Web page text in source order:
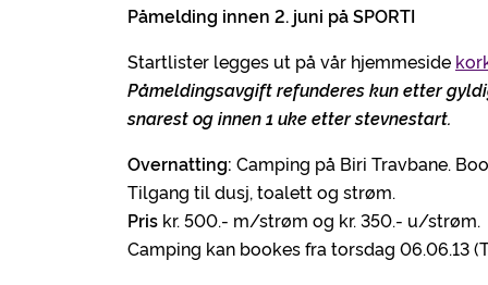
Påmelding innen 2. juni på SPORTI
Startlister legges ut på vår hjemmeside
Påmeldingsavgift refunderes kun etter
snarest og innen 1 uke etter stevnestart.
Overnatting: Camping på Biri Travbane.
Tilgang til dusj, toalett og strøm.
Pris kr. 500.- m/strøm og kr. 350.- u/strøm.
Camping kan bookes fra torsdag 06.06.13